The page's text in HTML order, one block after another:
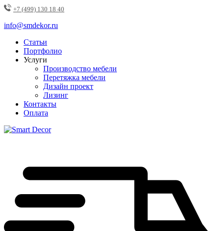
+7 (499) 130 18 40
info@smdekor.ru
Статьи
Портфолио
Услуги
Производство мебели
Перетяжка мебели
Дизайн проект
Лизинг
Контакты
Оплата